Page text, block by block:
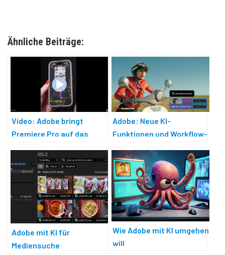
Ähnliche Beiträge:
Video: Adobe bringt
Premiere Pro auf das
Adobe: Neue KI-
Funktionen und Workflow-
Adobe mit KI für
Mediensuche
Wie Adobe mit KI umgehen
will